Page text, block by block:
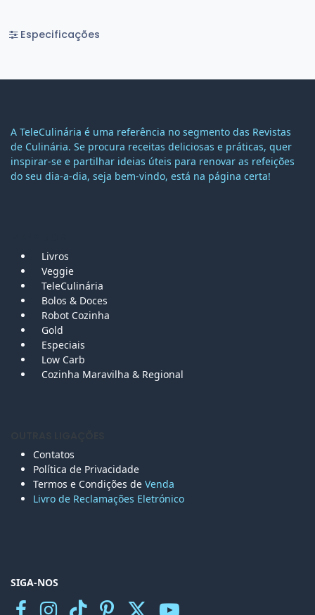
Especificações
A TeleCulinária é uma referência no segmento das Revistas
de Culinária. Se procura receitas deliciosas e práticas, quer
inspirar-se e partilhar ideias úteis para renovar as refeições
do seu dia-a-dia, seja bem-vindo, está na página certa!
Livros
Veggie
TeleCulinária
Bolos & Doces
Robot Cozinha
Gold
Especiais
Low Carb
Cozinha Maravilha & Regional
Contatos
Política de Privacidade
Termos e Condições de Venda
Livro de Reclamações Eletrónico
SIGA-NOS